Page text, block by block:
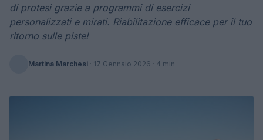
di protesi grazie a programmi di esercizi
personalizzati e mirati. Riabilitazione efficace per il tuo
ritorno sulle piste!
Martina Marchesi · 17 Gennaio 2026 · 4 min